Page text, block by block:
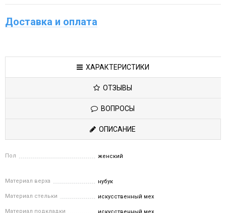
Доставка и оплата
ХАРАКТЕРИСТИКИ
ОТЗЫВЫ
ВОПРОСЫ
ОПИСАНИЕ
Пол женский
Материал верха нубук
Материал стельки искусственный мех
Материал подкладки